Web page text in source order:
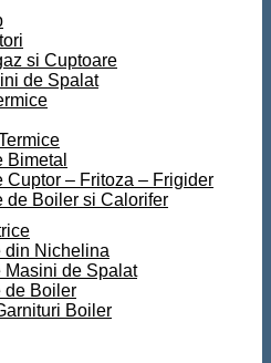
si Cuptoare
de Spalat
Bimetal
Cuptor – Fritoza – Frigider
de Boiler si Calorifer
din Nichelina
Masini de Spalat
de Boiler
Boiler